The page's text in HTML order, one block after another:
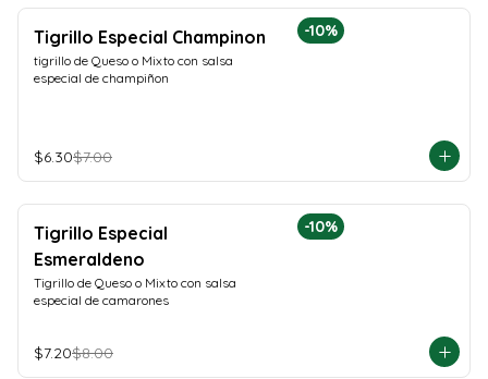
-10%
Tigrillo Especial Champinon
tigrillo de Queso o Mixto con salsa
especial de champiñon
$6.30$7.00
-10%
Tigrillo Especial
Esmeraldeno
Tigrillo de Queso o Mixto con salsa
especial de camarones
$7.20$8.00